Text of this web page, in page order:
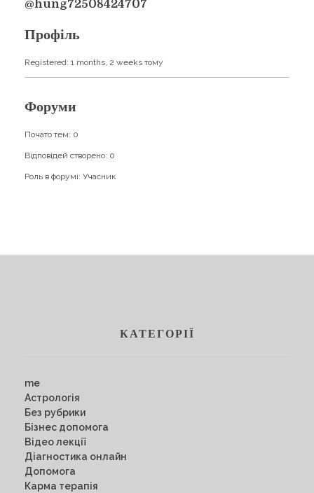
Бізнес допомога
Навчання
Карти Духів
@hung72508424707
Профіль
Registered: 1 months, 2 weeks тому
Форуми
Почато тем: 0
Відповідей створено: 0
Роль в форумі: Учасник
КАТЕГОРІЇ
me
Астрологія
Без рубрики
Бізнес допомога
Відео лекції
Діагностика онлайн
Допомога
Карма терапія